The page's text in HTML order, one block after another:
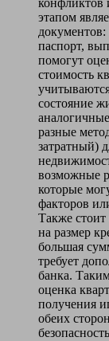
конфликтов
этапом
документов:
паспорт,
помогут
стоимость
состояние
разные
затратный)
возможные
которые
факторов
Также
на размер
большая
требует
банка.
оценка
получения
обеих